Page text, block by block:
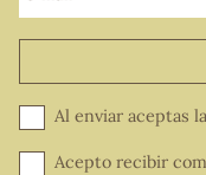
Al enviar aceptas la
Acepto recibir